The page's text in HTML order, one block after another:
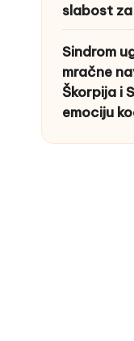
slabost
Sindrom
mračne
Škorpija i
emociju